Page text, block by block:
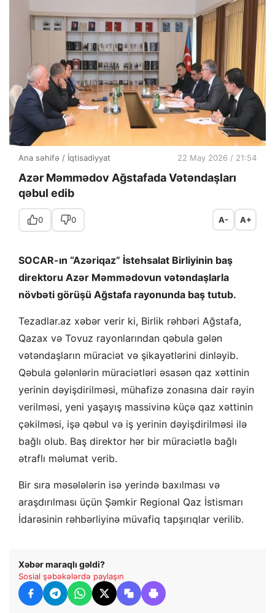
Ana səhifə / İqtisadiyyat 22 May 2026 / 21:54
Azər Məmmədov Ağstafada Vətəndaşları
qəbul edib
0 0 A- A+
SOCAR-ın “Azəriqaz” İstehsalat Birliyinin baş
direktoru Azər Məmmədovun vətəndaşlarla
növbəti görüşü Ağstafa rayonunda baş tutub.
Tezadlar.az xəbər verir ki, Birlik rəhbəri Ağstafa,
Qazax və Tovuz rayonlarından qəbula gələn
vətəndaşların müraciət və şikayətlərini dinləyib.
Qəbula gələnlərin müraciətləri əsasən qaz xəttinin
yerinin dəyişdirilməsi, mühafizə zonasına dair rəyin
verilməsi, yeni yaşayış massivinə küçə qaz xəttinin
çəkilməsi, işə qəbul və iş yerinin dəyişdirilməsi ilə
bağlı olub. Baş direktor hər bir müraciətlə bağlı
ətraflı məlumat verib.
Bir sıra məsələlərin isə yerində baxılması və
araşdırılması üçün Şəmkir Regional Qaz İstismarı
İdarəsinin rəhbərliyinə müvafiq tapşırıqlar verilib.
Xəbər maraqlı gəldi?
Sosial şəbəkələrdə paylaşın